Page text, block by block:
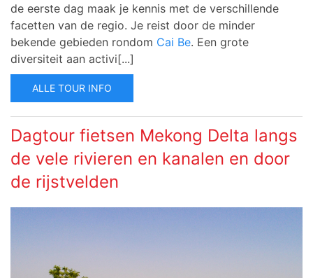
de eerste dag maak je kennis met de verschillende
facetten van de regio. Je reist door de minder
bekende gebieden rondom Cai Be. Een grote
diversiteit aan activi[...]
ALLE TOUR INFO
Dagtour fietsen Mekong Delta langs
de vele rivieren en kanalen en door
de rijstvelden